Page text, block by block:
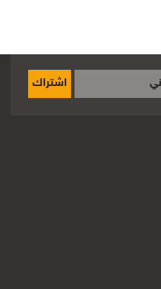
اشتراك